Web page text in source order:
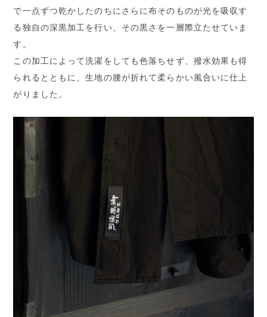
で一点ずつ乾かしたのちにさらに布そのものが光を吸収す
る独自の深黒加工を行い、その黒さを一層際立たせていま
す。
この加工によって洗濯をしても色落ちせず、撥水効果も得
られるとともに、生地の腰が折れて柔らかい風合いに仕上
がりました。